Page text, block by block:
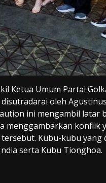
Ketua Umum Partai
oleh
ini mengambil latar
menggambarkan konflik
Kubu-kubu yang
serta Kubu Tionghoa.